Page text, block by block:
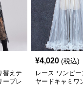
替えテ
ーブレ
¥4,020 (税込)
レース ワンピ
ヤードキャミワ